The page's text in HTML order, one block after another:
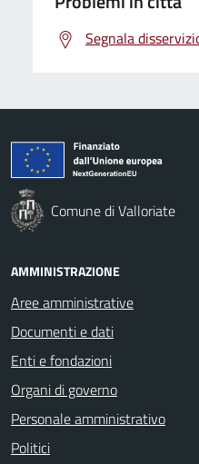
Segnala
Comune di Valloriate
AMMINISTRAZIONE
Aree amministrative
Documenti e dati
Enti e fondazioni
Organi di governo
Personale amministrativo
Politici